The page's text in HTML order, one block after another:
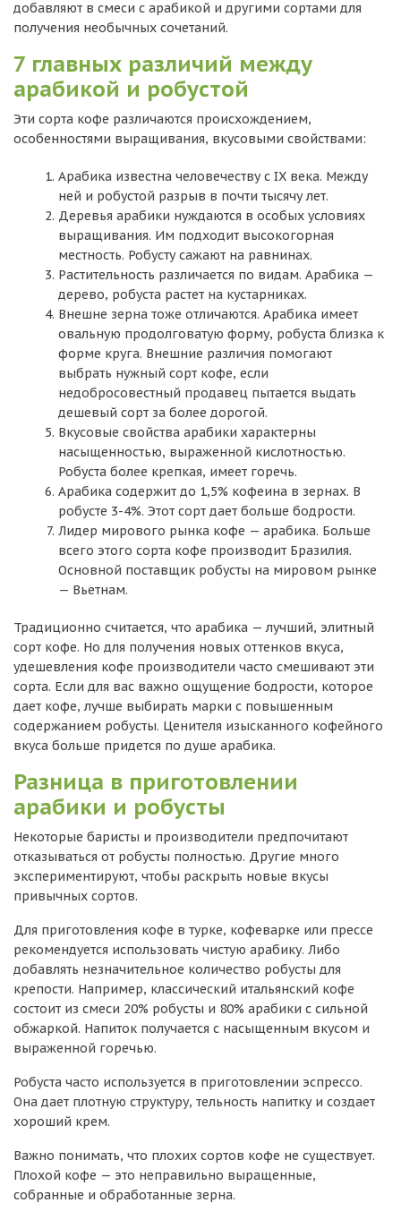
добавляют в смеси с арабикой и другими сортами для
получения необычных сочетаний.
7 главных различий между
арабикой и робустой
Эти сорта кофе различаются происхождением,
особенностями выращивания, вкусовыми свойствами:
Арабика известна человечеству с IX века. Между
ней и робустой разрыв в почти тысячу лет.
Деревья арабики нуждаются в особых условиях
выращивания. Им подходит высокогорная
местность. Робусту сажают на равнинах.
Растительность различается по видам. Арабика —
дерево, робуста растет на кустарниках.
Внешне зерна тоже отличаются. Арабика имеет
овальную продолговатую форму, робуста близка к
форме круга. Внешние различия помогают
выбрать нужный сорт кофе, если
недобросовестный продавец пытается выдать
дешевый сорт за более дорогой.
Вкусовые свойства арабики характерны
насыщенностью, выраженной кислотностью.
Робуста более крепкая, имеет горечь.
Арабика содержит до 1,5% кофеина в зернах. В
робусте 3-4%. Этот сорт дает больше бодрости.
Лидер мирового рынка кофе — арабика. Больше
всего этого сорта кофе производит Бразилия.
Основной поставщик робусты на мировом рынке
— Вьетнам.
Традиционно считается, что арабика — лучший, элитный
сорт кофе. Но для получения новых оттенков вкуса,
удешевления кофе производители часто смешивают эти
сорта. Если для вас важно ощущение бодрости, которое
дает кофе, лучше выбирать марки с повышенным
содержанием робусты. Ценителя изысканного кофейного
вкуса больше придется по душе арабика.
Разница в приготовлении
арабики и робусты
Некоторые баристы и производители предпочитают
отказываться от робусты полностью. Другие много
экспериментируют, чтобы раскрыть новые вкусы
привычных сортов.
Для приготовления кофе в турке, кофеварке или прессе
рекомендуется использовать чистую арабику. Либо
добавлять незначительное количество робусты для
крепости. Например, классический итальянский кофе
состоит из смеси 20% робусты и 80% арабики с сильной
обжаркой. Напиток получается с насыщенным вкусом и
выраженной горечью.
Робуста часто используется в приготовлении эспрессо.
Она дает плотную структуру, тельность напитку и создает
хороший крем.
Важно понимать, что плохих сортов кофе не существует.
Плохой кофе — это неправильно выращенные,
собранные и обработанные зерна.